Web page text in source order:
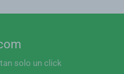
solo un click